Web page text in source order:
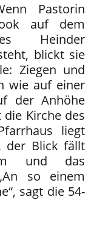
Pastorin
auf dem
Heinder
blickt sie
Ziegen und
wie auf einer
der Anhöhe
Kirche des
liegt
der Blick fällt
und das
so einem
sagt die 54-